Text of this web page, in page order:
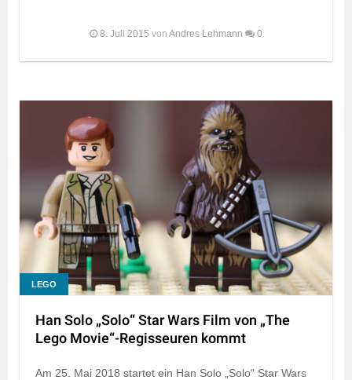
8. Juli 2015 von Andres Lehmann 0
LEGO
Han Solo „Solo“ Star Wars Film von „The
Lego Movie“-Regisseuren kommt
Am 25. Mai 2018 startet ein Han Solo „Solo“ Star Wars